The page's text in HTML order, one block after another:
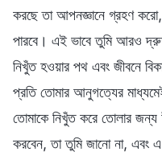
করছে তা আপনজ্ঞানে গ্রহণ
পারবে। এই ভাবে তুমি আরও
নিখুঁত হওয়ার পথ এবং জীবনে
প্রতি তোমার আনুগত্যের
তোমাকে নিখুঁত করে তোলার
করবেন, তা তুমি জানো না, এবং